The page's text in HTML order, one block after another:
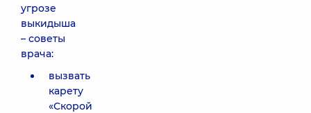
угрозе
выкидыша
– советы
врача:
вызвать
карету
«Скорой